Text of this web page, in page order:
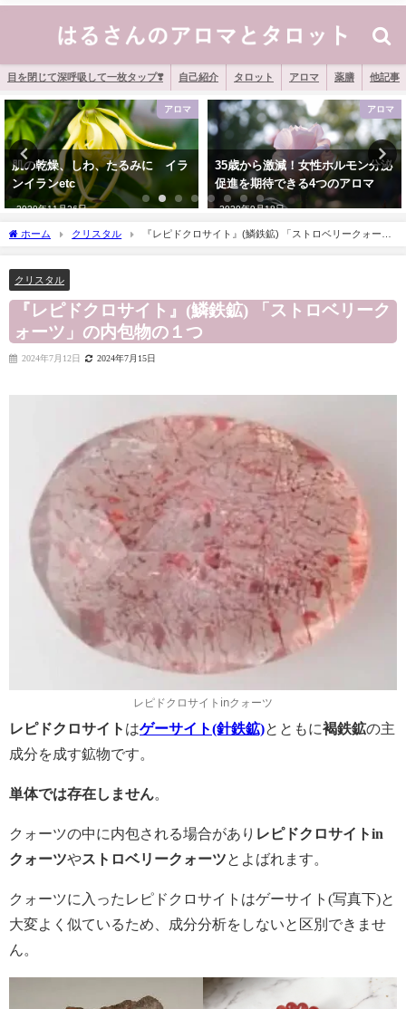
目を閉じて深呼吸して一枚タップ❣️ 自己紹介 タロット アロマ 薬膳 他記事
アロマ
35歳から激減！女性ホルモン分泌
促進を期待できる4つのアロマ
2020年9月18日
アロマ
二日酔いにもアロマ
2020年12月14日
ホーム クリスタル
『レピドクロサイト』(鱗鉄鉱) 「ストロベリークォー
クリスタル
『レピドクロサイト』(鱗鉄鉱) 「ストロベリーク
ォーツ」の内包物の１つ
2024年7月12日 2024年7月15日
レピドクロサイトinクォーツ
レピドクロサイト はゲーサイト(針鉄鉱)とともに褐鉄鉱の主
成分を成す鉱物です。
単体では存在しません。
クォーツの中に内包される場合があり レピドクロサイトin
クォーツやストロベリークォーツとよばれます。
クォーツに入ったレピドクロサイトはゲーサイト(写真下)と
大変よく似ているため、成分分析をしないと区別できませ
ん。